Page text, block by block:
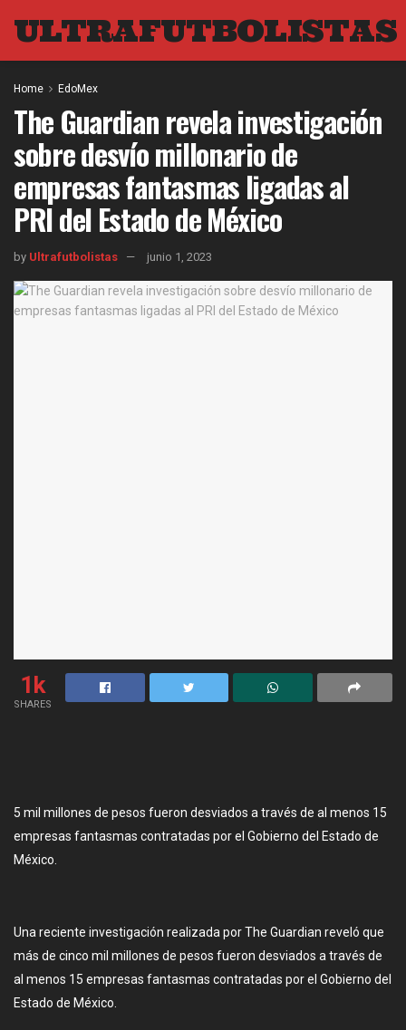
ULTRAFUTBOLISTAS
Home EdoMex
The Guardian revela investigación
sobre desvío millonario de
empresas fantasmas ligadas al
PRI del Estado de México
by Ultrafutbolistas junio 1, 2023
1k
SHARES
5 mil millones de pesos fueron desviados a través de al menos 15
empresas fantasmas contratadas por el Gobierno del Estado de
México.
Una reciente investigación realizada por The Guardian reveló que
más de cinco mil millones de pesos fueron desviados a través de
al menos 15 empresas fantasmas contratadas por el Gobierno del
Estado de México.